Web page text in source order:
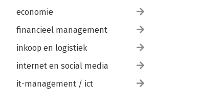
economie
financieel management
inkoop en logistiek
internet en social media
it-management / ict